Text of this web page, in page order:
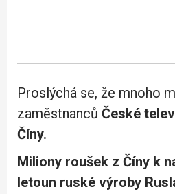
Proslýchá se, že mnoho
zaměstnanců České
Číny.
Miliony roušek z Číny k
letoun ruské výroby